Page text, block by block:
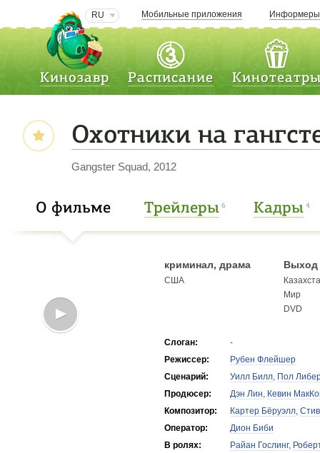
RU Мобильные приложения Информеры
Кинозавр Расписание
Охотники на
Gangster Squad, 2012
О фильме Трейлеры 6 Кадры 4
криминал, драма Выход
США
Мир
DVD
Слоган:
-
Режиссер:
Рубен Флейшер
Сценарий:
Уилл Билл, Пол
Продюсер:
Дэн Лин, Кевин
Композитор:
Картер Бёруэлл,
Оператор:
Дион Биби
В ролях:
Райан Гослинг,